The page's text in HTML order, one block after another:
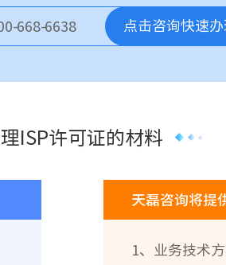
668-6638 点击咨询快速办
ISP许可证的材料
天磊咨询将提
1、业务技术